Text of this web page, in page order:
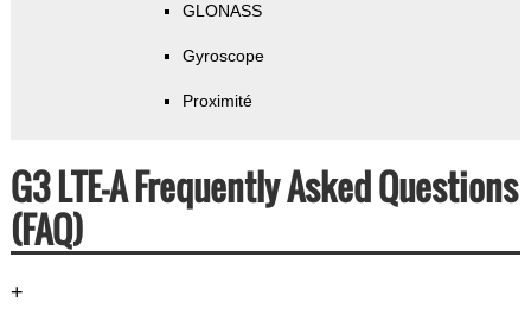
GLONASS
Gyroscope
Proximité
G3 LTE-A Frequently Asked Questions
(FAQ)
+